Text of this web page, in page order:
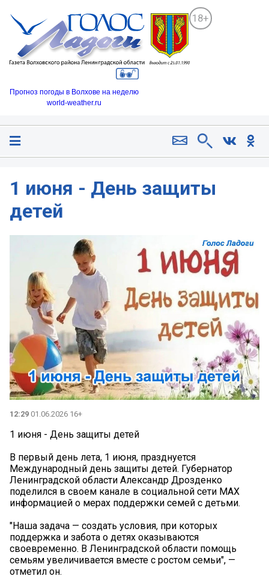
18+
Прогноз погоды в Волхове на неделю
world-weather.ru
1 июня - День защиты
детей
12:29 01.06.2026 16+
1 июня - День защиты детей
В первый день лета, 1 июня, празднуется
Международный день защиты детей. Губернатор
Ленинградской области Александр Дрозденко
поделился в своем канале в социальной сети MAX
информацией о мерах поддержки семей с детьми.
"Наша задача — создать условия, при которых
поддержка и забота о детях оказываются
своевременно. В Ленинградской области помощь
семьям увеличивается вместе с ростом семьи", —
отметил он.